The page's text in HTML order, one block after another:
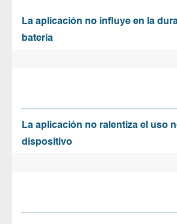
La aplicación no influye en la
batería
La aplicación no ralentiza el uso
dispositivo